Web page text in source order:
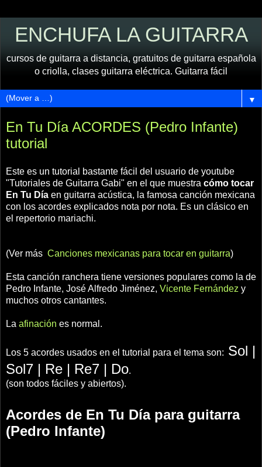
ENCHUFA LA GUITARRA
cursos de guitarra a distancia, gratuitos de guitarra española
o criolla, clases guitarra eléctrica. Guitarra fácil
▼
En Tu Día ACORDES (Pedro Infante)
tutorial
Este es un tutorial bastante fácil del usuario de youtube
"Tutoriales de Guitarra Gabi" en el que muestra cómo tocar
En Tu Día en guitarra acústica, la famosa canción mexicana
con los acordes explicados nota por nota. Es un clásico en
el repertorio mariachi.
(Ver más Canciones mexicanas para tocar en guitarra)
Esta canción ranchera tiene versiones populares como la de
Pedro Infante, José Alfredo Jiménez, Vicente Fernández y
muchos otros cantantes.
La afinación es normal.
Los 5 acordes usados en el tutorial para el tema son: Sol |
Sol7 | Re | Re7 | Do.
(son todos fáciles y abiertos).
Acordes de En Tu Día para guitarra
(Pedro Infante)